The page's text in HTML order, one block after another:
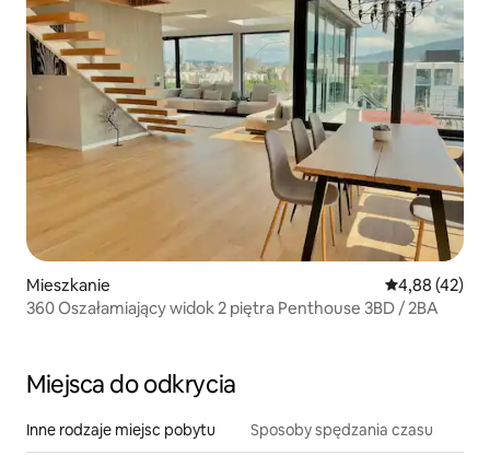
Mieszkanie Średnia
4,88 (42)
360 Oszałamiający widok 2 piętra Penthouse 3BD / 2BA
Miejsca do odkrycia
Inne rodzaje miejsc pobytu Sposoby spędzania czasu